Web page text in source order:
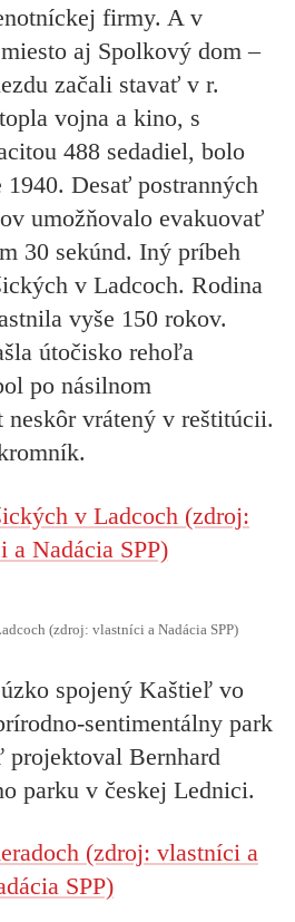
firmy. A v
aj Spolkový dom –
začali stavať v r.
vojna a kino, s
488 sedadiel, bolo
1940. Desať postranných
umožňovalo evakuovať
30 sekúnd. Iný príbeh
v Ladcoch. Rodina
vyše 150 rokov.
útočisko rehoľa
po násilnom
vrátený v reštitúcii.
(zdroj: vlastníci a Nadácia SPP)
spojený Kaštieľ vo
sentimentálny park
Bernhard
parku v českej Lednici.